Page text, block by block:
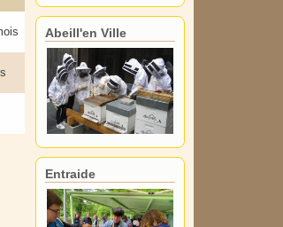
Abeill'en Ville
Entraide